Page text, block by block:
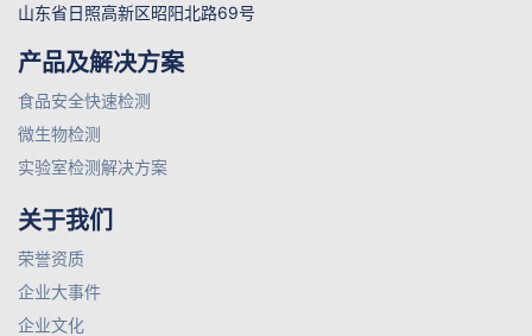
山东省日照高新区昭阳北路69号
产品及解决方案
食品安全快速检测
微生物检测
实验室检测解决方案
关于我们
荣誉资质
企业大事件
企业文化